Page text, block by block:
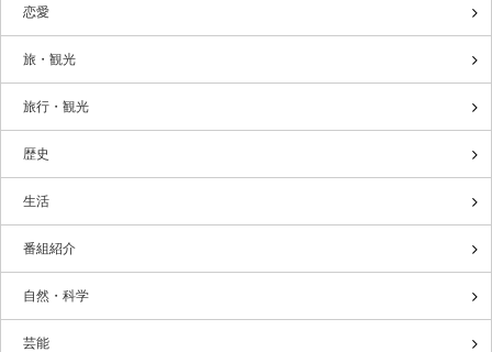
恋愛
旅・観光
旅行・観光
歴史
生活
番組紹介
自然・科学
芸能